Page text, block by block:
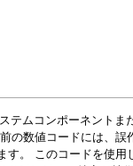
テムコンポーネントま
の数値コードには、誤
す。 このコードを使用